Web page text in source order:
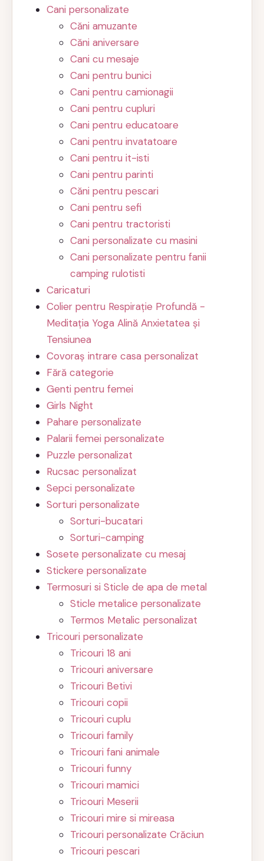
Cani personalizate
Căni amuzante
Căni aniversare
Cani cu mesaje
Cani pentru bunici
Cani pentru camionagii
Cani pentru cupluri
Cani pentru educatoare
Cani pentru invatatoare
Cani pentru it-isti
Cani pentru parinti
Căni pentru pescari
Cani pentru sefi
Cani pentru tractoristi
Cani personalizate cu masini
Cani personalizate pentru fanii
camping rulotisti
Caricaturi
Colier pentru Respirație Profundă -
Meditația Yoga Alină Anxietatea și
Tensiunea
Covoraș intrare casa personalizat
Fără categorie
Genti pentru femei
Girls Night
Pahare personalizate
Palarii femei personalizate
Puzzle personalizat
Rucsac personalizat
Sepci personalizate
Sorturi personalizate
Sorturi-bucatari
Sorturi-camping
Sosete personalizate cu mesaj
Stickere personalizate
Termosuri si Sticle de apa de metal
Sticle metalice personalizate
Termos Metalic personalizat
Tricouri personalizate
Tricouri 18 ani
Tricouri aniversare
Tricouri Betivi
Tricouri copii
Tricouri cuplu
Tricouri family
Tricouri fani animale
Tricouri funny
Tricouri mamici
Tricouri Meserii
Tricouri mire si mireasa
Tricouri personalizate Crăciun
Tricouri pescari